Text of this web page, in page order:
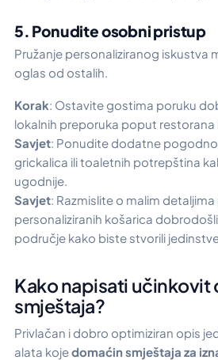
5. Ponudite osobni pristup
Pružanje personaliziranog iskustva
oglas od ostalih.
Korak: Ostavite gostima poruku
lokalnih preporuka poput restorana
Savjet: Ponudite dodatne
grickalica ili toaletnih potrepština
ugodnije.
Savjet: Razmislite o malim
personaliziranih košarica
područje kako biste stvorili
Kako napisati učinkovit
smještaja?
Privlačan i dobro optimiziran opis
alata kojedomaćin smještaja za